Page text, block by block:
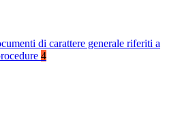
di carattere generale riferiti a
4